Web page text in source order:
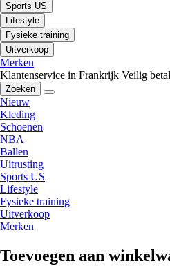
Sports US
Lifestyle
Fysieke training
Uitverkoop
Merken
Klantenservice in Frankrijk Veilig
Zoeken
Nieuw
Kleding
Schoenen
NBA
Ballen
Uitrusting
Sports US
Lifestyle
Fysieke training
Uitverkoop
Merken
Toevoegen aan